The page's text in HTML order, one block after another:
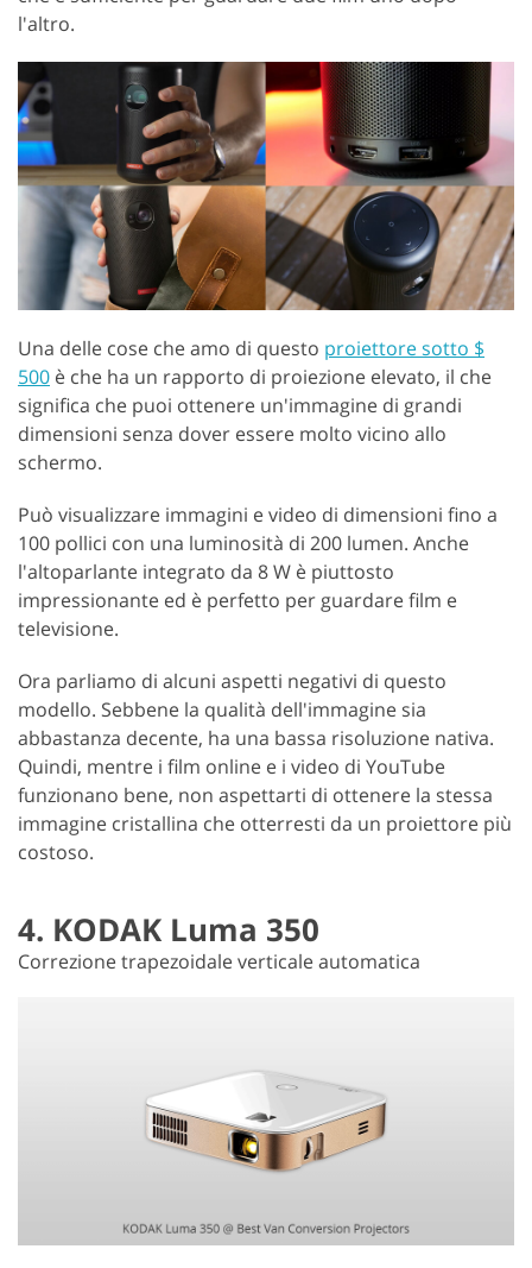
l'altro.
Una delle cose che amo di questo proiettore sotto $
500 è che ha un rapporto di proiezione elevato, il che
significa che puoi ottenere un'immagine di grandi
dimensioni senza dover essere molto vicino allo
schermo.
Può visualizzare immagini e video di dimensioni fino a
100 pollici con una luminosità di 200 lumen. Anche
l'altoparlante integrato da 8 W è piuttosto
impressionante ed è perfetto per guardare film e
televisione.
Ora parliamo di alcuni aspetti negativi di questo
modello. Sebbene la qualità dell'immagine sia
abbastanza decente, ha una bassa risoluzione nativa.
Quindi, mentre i film online e i video di YouTube
funzionano bene, non aspettarti di ottenere la stessa
immagine cristallina che otterresti da un proiettore più
costoso.
4. KODAK Luma 350
Correzione trapezoidale verticale automatica